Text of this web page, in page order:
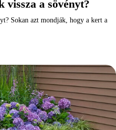
a sövényt?
Sokan azt mondják, hogy a kert a